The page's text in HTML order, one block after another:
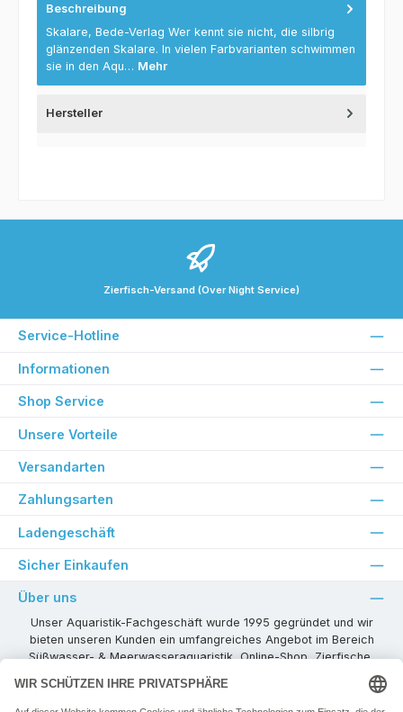
Beschreibung
Skalare, Bede-Verlag Wer kennt sie nicht, die silbrig
glänzenden Skalare. In vielen Farbvarianten schwimmen
sie in den Aqu… Mehr
Hersteller
Zierfisch-Versand (Over Night Service)
Service-Hotline
Informationen
Shop Service
Unsere Vorteile
Versandarten
Zahlungsarten
Ladengeschäft
Sicher Einkaufen
Über uns
Unser Aquaristik-Fachgeschäft wurde 1995 gegründet und wir
bieten unseren Kunden ein umfangreiches Angebot im Bereich
Süßwasser- & Meerwasseraquaristik, Online-Shop, Zierfische,
Pflanzen, Aquarienkombinationen, Technikzubehör usw. ! Als
kompetenter Aquaristik-Fachhandelspartner stehen wir Ihnen für
alle Ihre Projekte und Einrichtungs- oder Besatzwünsche zur